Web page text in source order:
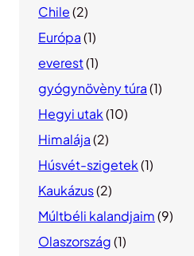
Chile(2)
Európa(1)
everest(1)
gyógynövèny túra(1)
Hegyi utak(10)
Himalája(2)
Húsvét-szigetek(1)
Kaukázus(2)
Múltbéli kalandjaim(9)
Olaszország(1)